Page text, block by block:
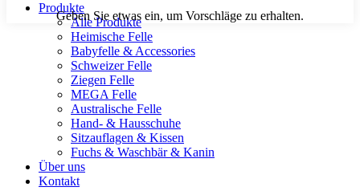
Geben Sie etwas ein, um Vorschläge zu erhalten.
Produkte
Alle Produkte
Heimische Felle
Babyfelle & Accessories
Schweizer Felle
Ziegen Felle
MEGA Felle
Australische Felle
Hand- & Hausschuhe
Sitzauflagen & Kissen
Fuchs & Waschbär & Kanin
Über uns
Kontakt